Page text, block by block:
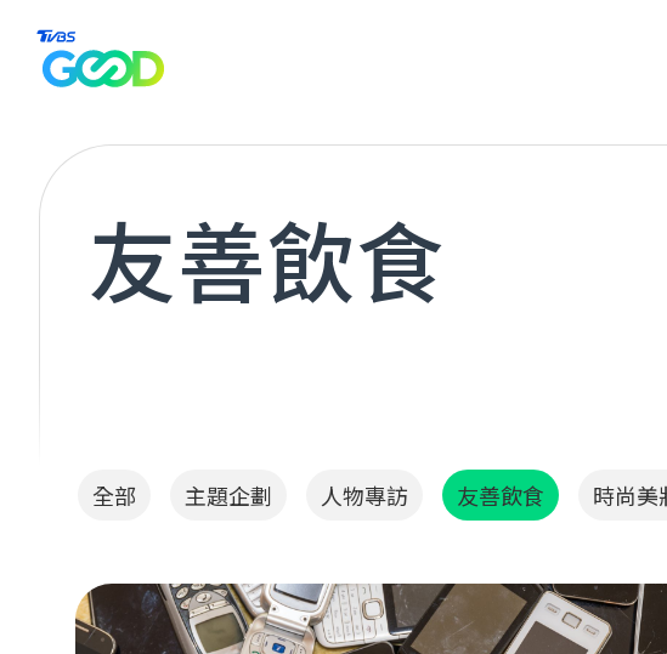
友善飲食
全部 主題企劃 人物專訪 友善飲食 時尚美